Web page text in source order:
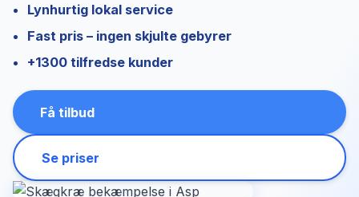
Lynhurtig lokal service
Fast pris – ingen skjulte gebyrer
+1300 tilfredse kunder
Få tilbud
Se priser